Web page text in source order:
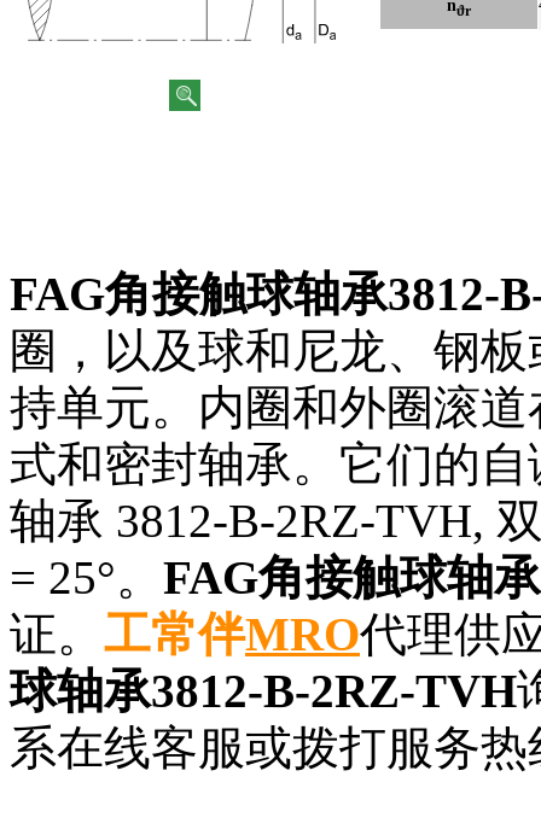
nϑr
FAG角接触球轴承3812-
圈，以及球和尼龙、钢
持单元。内圈和外圈滚
式和密封轴承。它们的
轴承 3812-B-2RZ-TVH,
= 25°。 FAG角接触球轴
证。 工常伴MRO代理供
球轴承3812-B-2RZ-TVH
系在线客服或拨打服务热